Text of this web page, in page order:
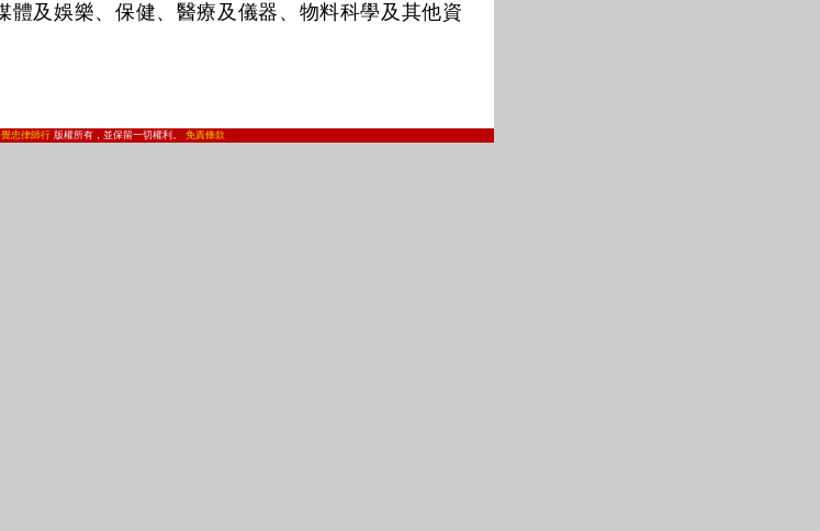
體及娛樂、保健、醫療及儀器、物料科學及其他資
忠律師行版權所有，並保留一切權利。 免責條款